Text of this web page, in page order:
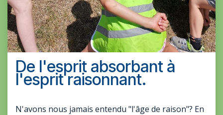
De l'esprit absorbant à
l'esprit raisonnant.
N'avons nous jamais entendu "l'âge de raison"? En